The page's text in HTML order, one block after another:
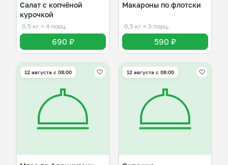
Салат с копчёной
курочкой
0,5 кг ≈ 4 порц.
690 ₽
Макароны по флотски
0,5 кг ≈ 3 порц.
590 ₽
12 августа с 08:00 12 августа с 08:00